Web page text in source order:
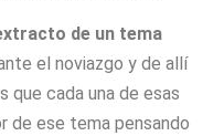
de un tema
el noviazgo y de allí
que cada una de esas
de ese tema pensando